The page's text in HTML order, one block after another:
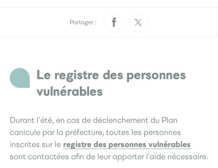
Culture
d’identité
Déchets Développement
Menus scolaires L’accueil de loisirs
Partager :
Le registre des personnes
vulnérables
Durant l’été, en cas de déclenchement du Plan
canicule par la préfecture, toutes les personnes
inscrites sur le registre des personnes vulnérables
sont contactées afin de leur apporter l’aide nécessaire.